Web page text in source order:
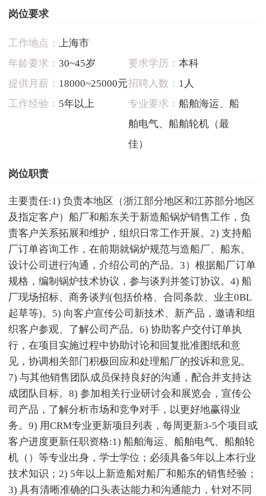
岗位要求
工作地点： 上海市
年龄要求： 30~45岁 要求学历： 本科
提供月薪： 18000~25000元招聘人数： 1人
工作经验： 5年以上 专业要求： 船舶海运、船
舶电气、船舶轮机（最
佳）
岗位职责
主要责任:1) 负责本地区（浙江部分地区和江苏部分地区
及指定客户）船厂和船东关于新造船锅炉销售工作，负
责客户关系拓展和维护，组织日常工作开展。2) 支持船
厂订单咨询工作，在前期就锅炉规范与造船厂、船东、
设计公司进行沟通，介绍公司的产品。3）根据船厂订单
规格，编制锅炉技术协议，参与谈判并签订协议。4) 船
厂现场招标、商务谈判(包括价格、合同条款、业主0BL
起草等)。5) 向客户宣传公司新技术、新产品，邀请和组
织客户参观、了解公司产品。6) 协助客户交付订单执
行，在项目实施过程中协助讨论和回复批准图纸和意
见，协调相关部门积极回应和处理船厂的投诉和意见。
7) 与其他销售团队成员保持良好的沟通，配合并支持达
成团队目标。8) 参加相关行业研讨会和展览会，宣传公
司产品，了解分析市场和竞争对手，以更好地赢得业
务。9) 用CRM专业更新项目列表，每周更新3-5个项目或
客户进度更新任职资格:1) 船舶海运、船舶电气、船舶轮
机（）等专业出身，学士学位；必须具备5年以上本行业
技术知识；2) 5年以上新造船对船厂和船东的销售经验；
3) 具有清晰准确的口头表达能力和沟通能力，针对不同